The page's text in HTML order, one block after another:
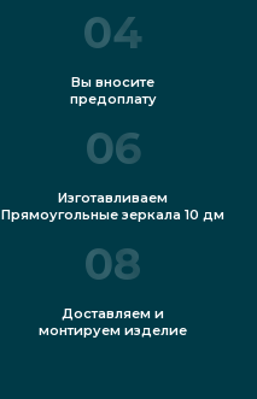
04
Вы вносите
предоплату
06
Изготавливаем
Прямоугольные зеркала 10 дм
08
Доставляем и
монтируем изделие